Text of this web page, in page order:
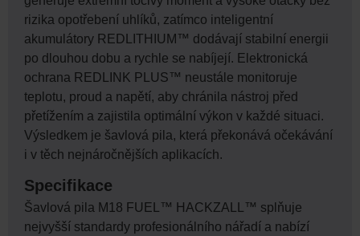
rizika opotřebení uhlíků, zatímco inteligentní
akumulátory REDLITHIUM™ dodávají stabilní energii
po dlouhou dobu a rychle se nabíjejí. Elektronická
ochrana REDLINK PLUS™ neustále monitoruje
teplotu, proud a napětí, aby chránila nástroj před
přetížením a zajistila optimální výkon v každé situaci.
Výsledkem je šavlová pila, která překonává očekávání
i v těch nejnáročnějších aplikacích.
Specifikace
Šavlová pila M18 FUEL™ HACKZALL™ splňuje
nejvyšší standardy profesionálního nářadí a nabízí